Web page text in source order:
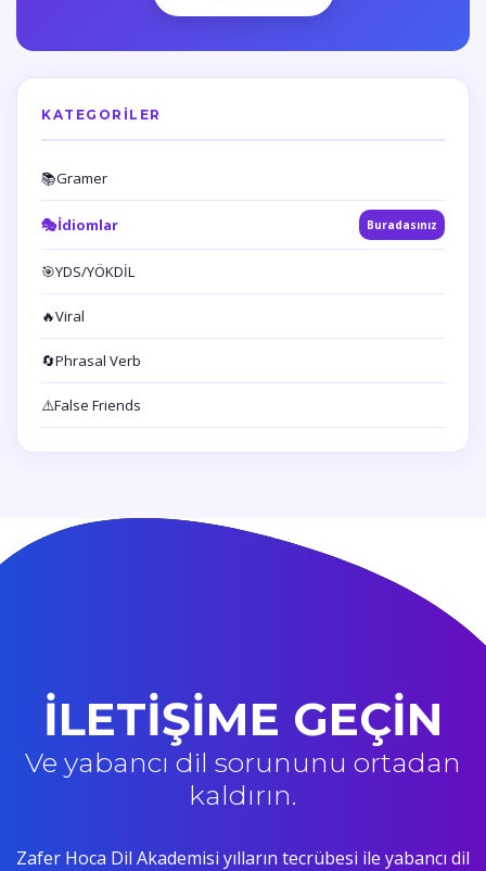
KATEGORILER
📚Gramer
🎭İdiomlar Buradasınız
🎯YDS/YÖKDİL
🔥Viral
🔄Phrasal Verb
⚠️False Friends
İLETİŞİME GEÇİN
Ve yabancı dil sorununu ortadan
kaldırın.
Zafer Hoca Dil Akademisi yılların tecrübesi ile yabancı dil